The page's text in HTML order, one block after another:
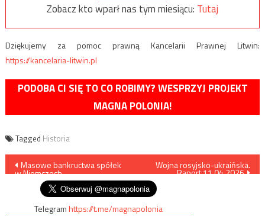
Zobacz kto wparł nas tym miesiącu: Tutaj
Dziękujemy za pomoc prawną Kancelarii Prawnej Litwin:
https://kancelaria-litwin.pl
PODOBA CI SIĘ TO CO ROBIMY? WESPRZYJ PROJEKT
MAGNA POLONIA!
Tagged Historia
Nawigacja
wpisu
Masowe bankructwa spółek
w Niemczech
Wojna rosyjsko-ukraińska.
Raport 11.04.2026
Telegramhttps://t.me/magnapolonia